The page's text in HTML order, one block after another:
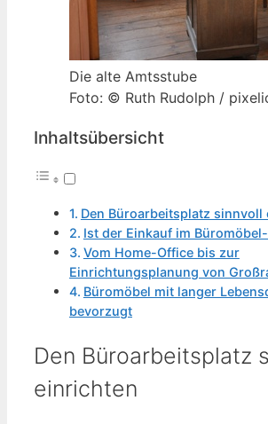
Die alte Amtsstube
Foto: © Ruth Rudolph /
Inhaltsübersicht
Den Büroarbeitsplatz sinnvoll
Ist der Einkauf im
Vom Home-Office bis zur
Einrichtungsplanung von
Büromöbel mit langer
bevorzugt
Den Büroarbeitsplatz
einrichten